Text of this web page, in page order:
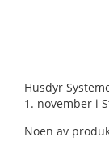
Husdyr
1. november i
Noen av